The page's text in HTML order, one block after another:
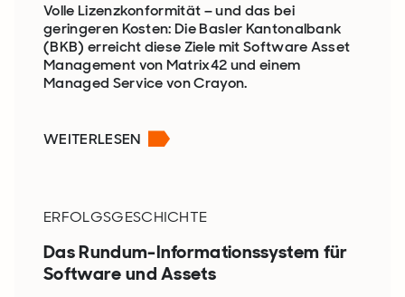
Volle Lizenzkonformität – und das bei
geringeren Kosten: Die Basler Kantonalbank
(BKB) erreicht diese Ziele mit Software Asset
Management von Matrix42 und einem
Managed Service von Crayon.
WEITERLESEN
ERFOLGSGESCHICHTE
Das Rundum-Informationssystem für
Software und Assets